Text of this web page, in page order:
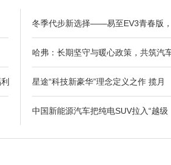
冬季代步新选择——易至EV3青春版，
哈弗：长期坚守与暖心政策，共筑汽
星途“科技新豪华”理念定义之作 揽月
中国新能源汽车把纯电SUV拉入“越级